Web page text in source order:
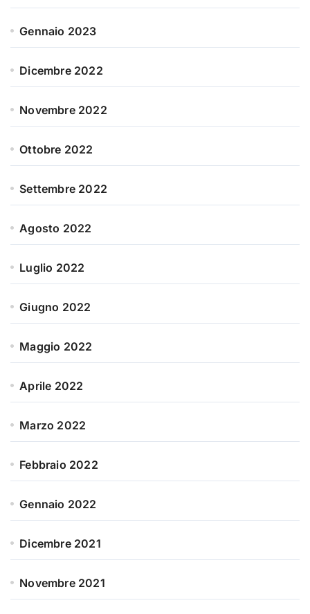
Gennaio 2023
Dicembre 2022
Novembre 2022
Ottobre 2022
Settembre 2022
Agosto 2022
Luglio 2022
Giugno 2022
Maggio 2022
Aprile 2022
Marzo 2022
Febbraio 2022
Gennaio 2022
Dicembre 2021
Novembre 2021